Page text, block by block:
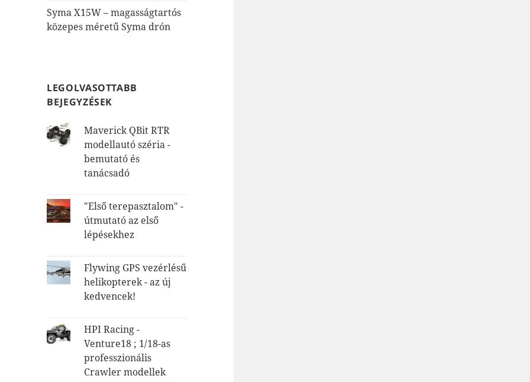
Syma X15W – magasságtartós
közepes méretű Syma drón
LEGOLVASOTTABB
BEJEGYZÉSEK
Maverick QBit RTR
modellautó széria -
bemutató és
tanácsadó
"Első terepasztalom" -
útmutató az első
lépésekhez
Flywing GPS vezérlésű
helikopterek - az új
kedvencek!
HPI Racing -
Venture18 ; 1/18-as
professzionális
Crawler modellek